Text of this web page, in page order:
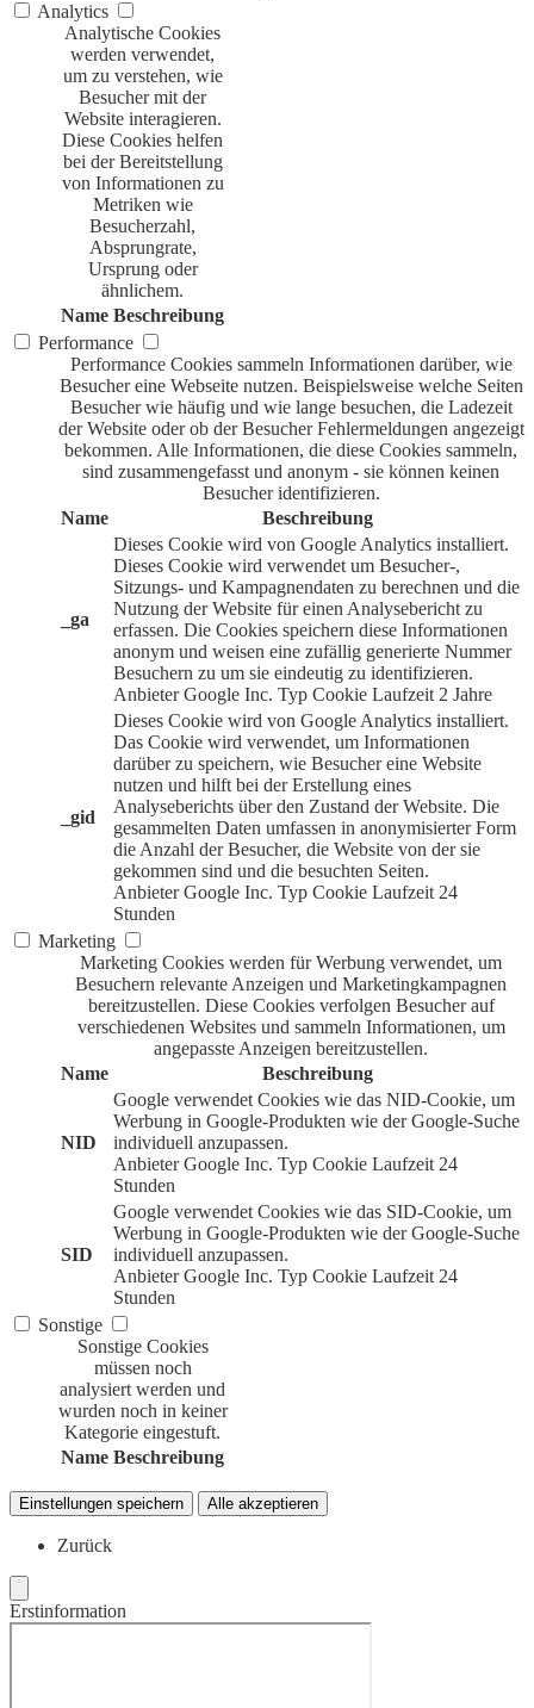
Analytics
Analytische Cookies
werden verwendet,
um zu verstehen, wie
Besucher mit der
Website interagieren.
Diese Cookies helfen
bei der Bereitstellung
von Informationen zu
Metriken wie
Besucherzahl,
Absprungrate,
Ursprung oder
ähnlichem.
Name Beschreibung
Performance
Performance Cookies sammeln Informationen darüber, wie
Besucher eine Webseite nutzen. Beispielsweise welche Seiten
Besucher wie häufig und wie lange besuchen, die Ladezeit
der Website oder ob der Besucher Fehlermeldungen angezeigt
bekommen. Alle Informationen, die diese Cookies sammeln,
sind zusammengefasst und anonym - sie können keinen
Besucher identifizieren.
Name
Beschreibung
_ga
Dieses Cookie wird von Google Analytics installiert.
Dieses Cookie wird verwendet um Besucher-,
Sitzungs- und Kampagnendaten zu berechnen und die
Nutzung der Website für einen Analysebericht zu
erfassen. Die Cookies speichern diese Informationen
anonym und weisen eine zufällig generierte Nummer
Besuchern zu um sie eindeutig zu identifizieren.
Anbieter Google Inc. Typ Cookie Laufzeit 2 Jahre
_gid
Dieses Cookie wird von Google Analytics installiert.
Das Cookie wird verwendet, um Informationen
darüber zu speichern, wie Besucher eine Website
nutzen und hilft bei der Erstellung eines
Analyseberichts über den Zustand der Website. Die
gesammelten Daten umfassen in anonymisierter Form
die Anzahl der Besucher, die Website von der sie
gekommen sind und die besuchten Seiten.
Anbieter Google Inc. Typ Cookie Laufzeit 24
Stunden
Marketing
Marketing Cookies werden für Werbung verwendet, um
Besuchern relevante Anzeigen und Marketingkampagnen
bereitzustellen. Diese Cookies verfolgen Besucher auf
verschiedenen Websites und sammeln Informationen, um
angepasste Anzeigen bereitzustellen.
Name
Beschreibung
NID
Google verwendet Cookies wie das NID-Cookie, um
Werbung in Google-Produkten wie der Google-Suche
individuell anzupassen.
Anbieter Google Inc. Typ Cookie Laufzeit 24
Stunden
SID
Google verwendet Cookies wie das SID-Cookie, um
Werbung in Google-Produkten wie der Google-Suche
individuell anzupassen.
Anbieter Google Inc. Typ Cookie Laufzeit 24
Stunden
Sonstige
Sonstige Cookies
müssen noch
analysiert werden und
wurden noch in keiner
Kategorie eingestuft.
Name Beschreibung
Einstellungen speichern Alle akzeptieren
Zurück
Erstinformation